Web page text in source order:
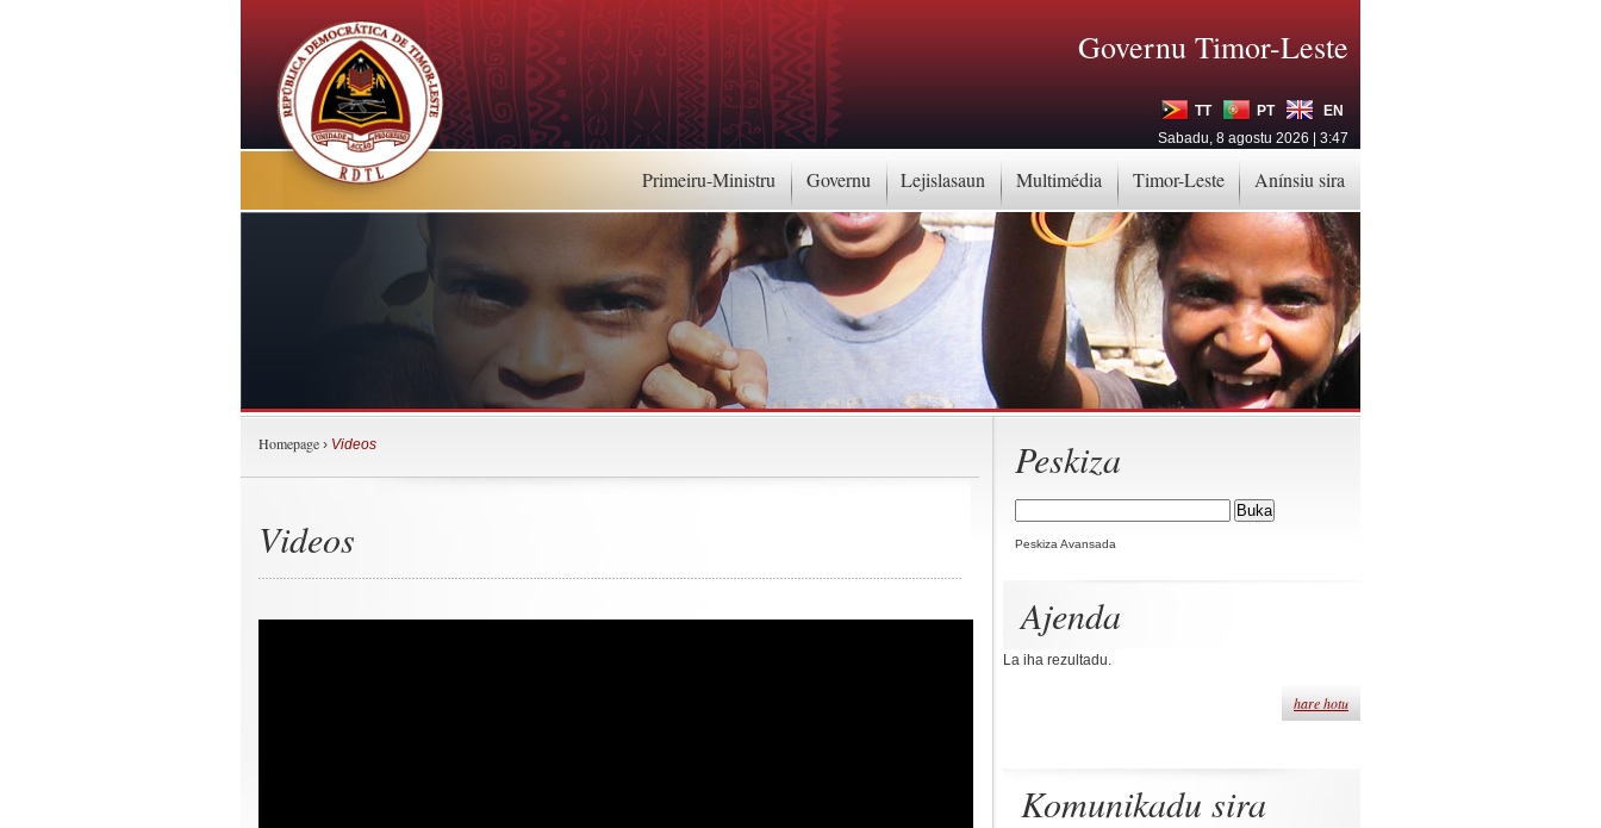
Primeiru-Ministru Governu Lejislasaun Multimédia Timor-Leste Anínsiu sira
Governu Timor-Leste
TT PT
EN
Sabadu, 8 agostu 2026 | 3:47
Peskiza
Peskiza Avansada
Ajenda
La iha rezultadu.
hare hotu
Komunikadu sira
Homepage › Videos
Videos